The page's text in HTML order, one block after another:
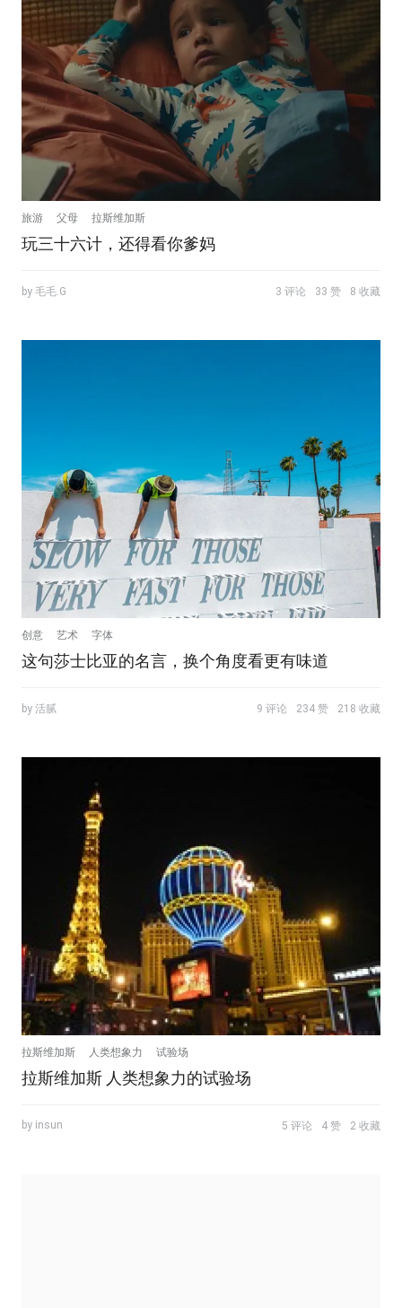
旅游 父母 拉斯维加斯
玩三十六计，还得看你爹妈
by 毛毛.G 3 评论 33 赞 8 收藏
创意 艺术 字体
这句莎士比亚的名言，换个角度看更有味道
by 活腻 9 评论 234 赞 218 收藏
拉斯维加斯 人类想象力 试验场
拉斯维加斯 人类想象力的试验场
by insun 5 评论 4 赞 2 收藏